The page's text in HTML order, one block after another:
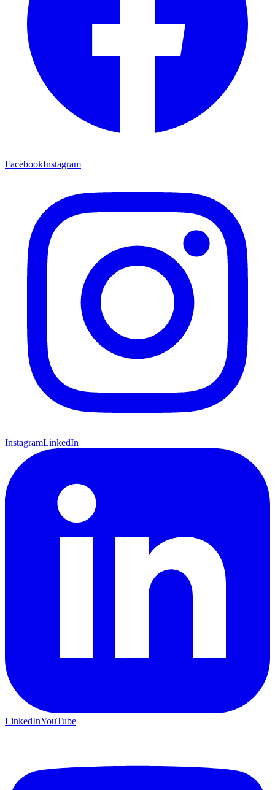
FacebookInstagram
InstagramLinkedIn
LinkedInYouTube